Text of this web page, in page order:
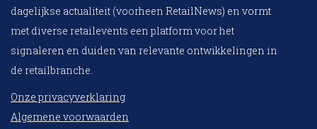
dagelijkse actualiteit (voorheen RetailNews) en vormt
met diverse retailevents een platform voor het
signaleren en duiden van relevante ontwikkelingen in
de retailbranche.
Onze privacyverklaring
Algemene voorwaarden